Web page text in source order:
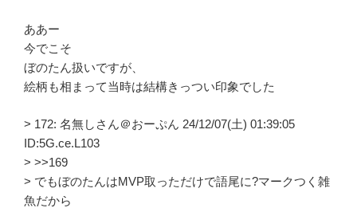
ああー
今でこそ
ぼのたん扱いですが、
絵柄も相まって当時は結構きっつい印象でした
> 172: 名無しさん＠おーぷん 24/12/07(土) 01:39:05
ID:5G.ce.L103
> >>169
> でもぼのたんはMVP取っただけで語尾に?マークつく雑
魚だから